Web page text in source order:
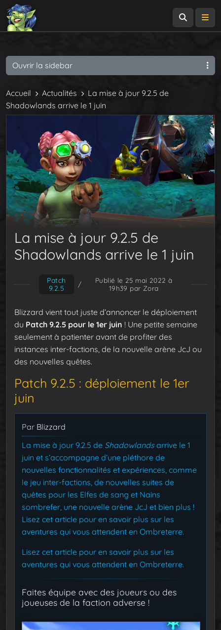
Accueil Actualités
La mise à jour 9.2.5 de
Shadowlands arrive le 1 juin
La mise à jour 9.2.5 de
Shadowlands arrive le 1 juin
Patch
9.2.5
/
Publié le 25 mai 2022 à
19h39 par Zora
Blizzard vient tout juste d’annoncer le déploiement
du Patch 9.2.5 pour le 1er juin ! Une petite semaine
seulement à patienter avant de profiter des
instances inter-factions, de la nouvelle arène JcJ ou
des nouvelles quêtes.
Patch 9.2.5 : déploiement le 1er
juin
Par Blizzard
La mise à jour 9.2.5 de Shadowlandsarrive le 1
juin et s’accompagne d’une pléthore de
nouvelles fonctionnalités et expériences, comme
le jeu inter-factions, de nouvelles suites de
quêtes pour les Elfes de sang et Nains
sombrefer, une nouvelle arène JcJ et bien plus !
Lisez cet article pour en savoir plus sur les
aventures qui vous attendent en Ombreterre.
Lisez cet article pour en savoir plus sur les
aventures qui vous attendent en Ombreterre.
Faites équipe avec des joueurs ou des
joueuses de la faction adverse !
Ouvrir la sidebar